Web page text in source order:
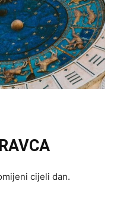
cijeli dan.